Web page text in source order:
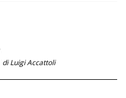
di Luigi Accattoli